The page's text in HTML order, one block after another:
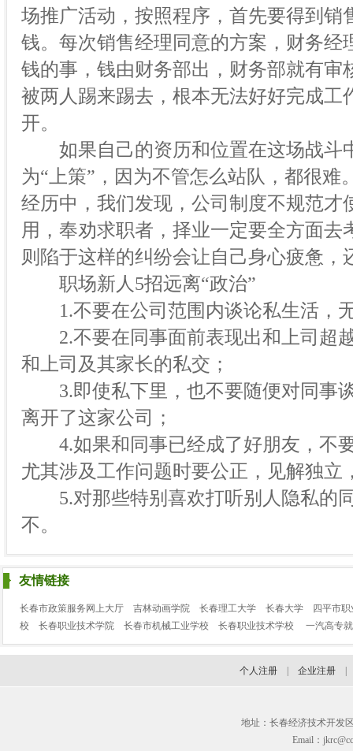
场推广活动，按照程序，首先要得到销
钱。每次销售经理同意的方案，财务
钱的事，钱由财务部出，财务部就有
被两人踢来踢去，根本无法好好完成工
开。
如果自己的资历和位置在这场战斗
为“上策”，因为不管怎么站队，都很
经历中，我们发现，公司制度不规范才
用，奉劝求职者，择业一定要全方面
则陷于这样的纠纷会让自己身心疲惫，
职场新人5招远离“政治”
1.不要在公司范围内谈论私生活，
2.不要在同事面前表现出和上司超
和上司及其家长的私交；
3.即使私下里，也不要随便对同事
离开了这家公司；
4.如果和同事已经成了好朋友，不
尤其涉及工作问题时要公正，见解独立
5.对那些特别喜欢打听别人隐私的
不。
友情链接
长春市政策服务网上大厅 吉林动画学院 长春理工大学 长春大学
四平市
校
长春职业技术学院 长春市机械工业学校 长春职业技术学校 一汽高专
个人注册 企业注册
地址：长春经济技术开发
Email：